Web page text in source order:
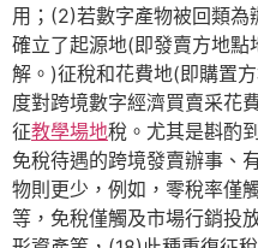
用；(2)若數字產物被回類
確立了起源地(即發賣方地點
解。)征稅和花費地(即購置
度對跨境數字經濟買賣采花
征教學場地稅。尤其是斟酌
免稅待遇的跨境發賣辦事、
物則更少，例如，零稅率僅
等，免稅僅觸及市場行銷投